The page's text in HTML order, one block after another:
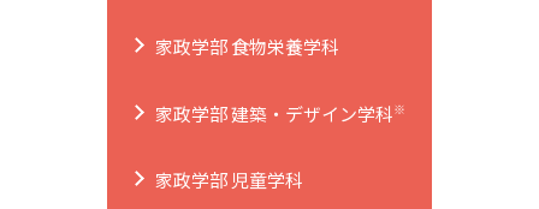
家政学部 食物栄養学科
家政学部 建築・デザイン学科※
家政学部 児童学科